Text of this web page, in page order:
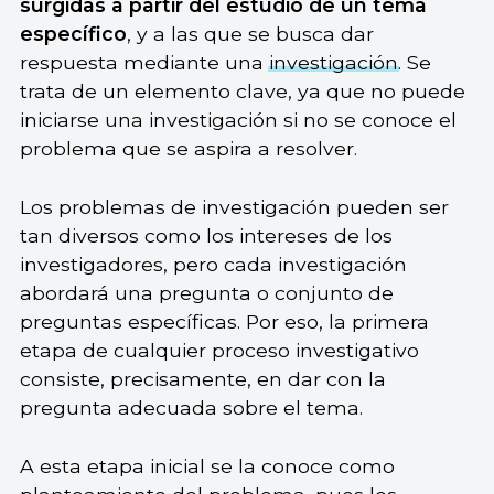
surgidas a partir del estudio de un tema
específico, y a las que se busca dar
respuesta mediante unainvestigación. Se
trata de un elemento clave, ya que no puede
iniciarse una investigación si no se conoce el
problema que se aspira a resolver.
Los problemas de investigación pueden ser
tan diversos como los intereses de los
investigadores, pero cada investigación
abordará una pregunta o conjunto de
preguntas específicas. Por eso, la primera
etapa de cualquier proceso investigativo
consiste, precisamente, en dar con la
pregunta adecuada sobre el tema.
A esta etapa inicial se la conoce como